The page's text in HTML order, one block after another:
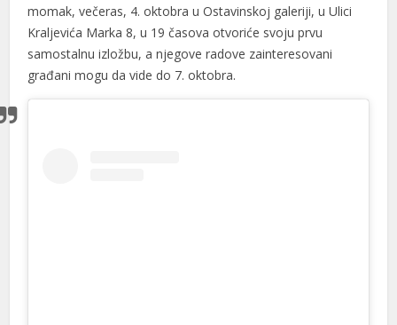
panel
panel
panel
panel
momak, večeras, 4. oktobra u Ostavinskoj galeriji, u Ulici
Kraljevića Marka 8, u 19 časova otvoriće svoju prvu
samostalnu izložbu, a njegove radove zainteresovani
građani mogu da vide do 7. oktobra.